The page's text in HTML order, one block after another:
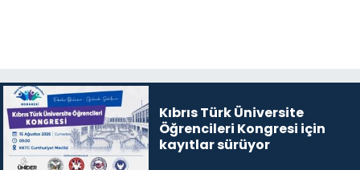
Kıbrıs Türk Üniversite
Öğrencileri Kongresi için
kayıtlar sürüyor